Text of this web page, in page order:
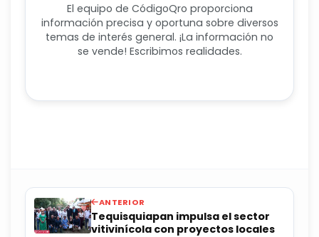
El equipo de CódigoQro proporciona
información precisa y oportuna sobre diversos
temas de interés general. ¡La información no
se vende! Escribimos realidades.
ANTERIOR
Tequisquiapan impulsa el sector
vitivinícola con proyectos locales